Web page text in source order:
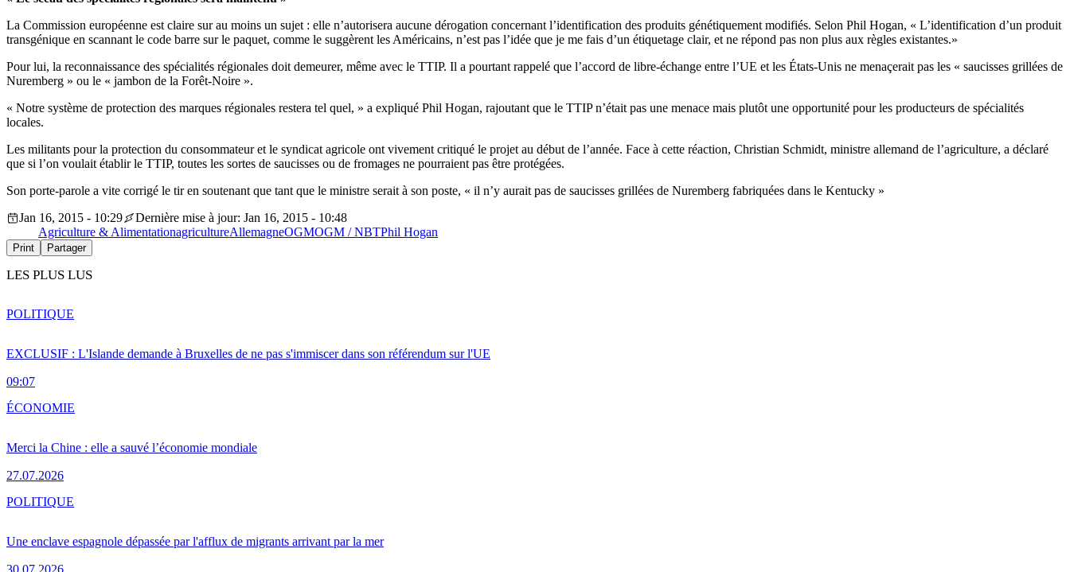
La Commission européenne est claire sur au moins un sujet : elle n’autorisera aucune dérogation concernant l’identification des produits génétiquement modifiés. Selon Phil Hogan, « L’identification d’un produit
transgénique en scannant le code barre sur le paquet, comme le suggèrent les Américains, n’est pas l’idée que je me fais d’un étiquetage clair, et ne répond pas non plus aux règles existantes.»
Pour lui, la reconnaissance des spécialités régionales doit demeurer, même avec le TTIP. Il a pourtant rappelé que l’accord de libre-échange entre l’UE et les États-Unis ne menaçerait pas les « saucisses grillées de
Nuremberg » ou le « jambon de la Forêt-Noire ».
« Notre système de protection des marques régionales restera tel quel, » a expliqué Phil Hogan, rajoutant que le TTIP n’était pas une menace mais plutôt une opportunité pour les producteurs de spécialités
locales.
Les militants pour la protection du consommateur et le syndicat agricole ont vivement critiqué le projet au début de l’année. Face à cette réaction, Christian Schmidt, ministre allemand de l’agriculture, a déclaré
que si l’on voulait établir le TTIP, toutes les sortes de saucisses ou de fromages ne pourraient pas être protégées.
Son porte-parole a vite corrigé le tir en soutenant que tant que le ministre serait à son poste, « il n’y aurait pas de saucisses grillées de Nuremberg fabriquées dans le Kentucky »
Jan 16, 2015 - 10:29
Dernière mise à jour: Jan 16, 2015 - 10:48
Agriculture & AlimentationagricultureAllemagneOGMOGM / NBTPhil Hogan
Print Partager
LES PLUS LUS
EXCLUSIF : L'Islande demande à Bruxelles de ne pas s'immiscer dans son référendum sur l'UE
09:07
POLITIQUE
Merci la Chine : elle a sauvé l’économie mondiale
27.07.2026
ÉCONOMIE
Une enclave espagnole dépassée par l'afflux de migrants arrivant par la mer
30.07.2026
POLITIQUE